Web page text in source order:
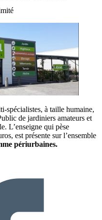
spécialistes, à taille humaine,
de jardiniers amateurs et
L’enseigne qui pèse
est présente sur l’ensemble
périurbaines.